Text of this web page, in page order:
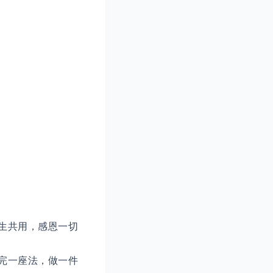
共用，感恩一切
一座法，做一件